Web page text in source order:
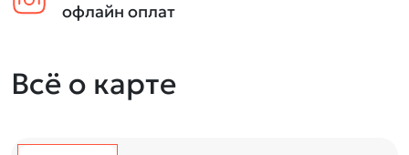
офлайн оплат
Всё о карте